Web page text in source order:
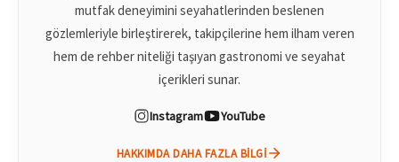
mutfak deneyimini seyahatlerinden beslenen
gözlemleriyle birleştirerek, takipçilerine hem ilham veren
hem de rehber niteliği taşıyan gastronomi ve seyahat
içerikleri sunar.
Instagram YouTube
HAKKIMDA DAHA FAZLA BILGI